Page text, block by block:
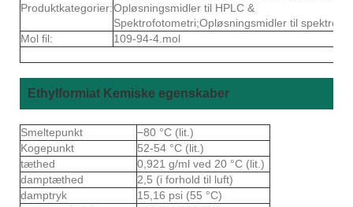
Produktkategorier:Opløsningsmidler til HPLC &
Spektrofotometri;Opløsningsmidler til
Mol fil:
109-94-4.mol
Ethylformiat Kemiske egenskaber
Smeltepunkt
−80 °C (lit.)
Kogepunkt
52-54 °C (lit.)
tæthed
0,921 g/ml ved 20 °C (lit.)
damptæthed
2,5 (i forhold til luft)
damptryk
15,16 psi (55 °C)